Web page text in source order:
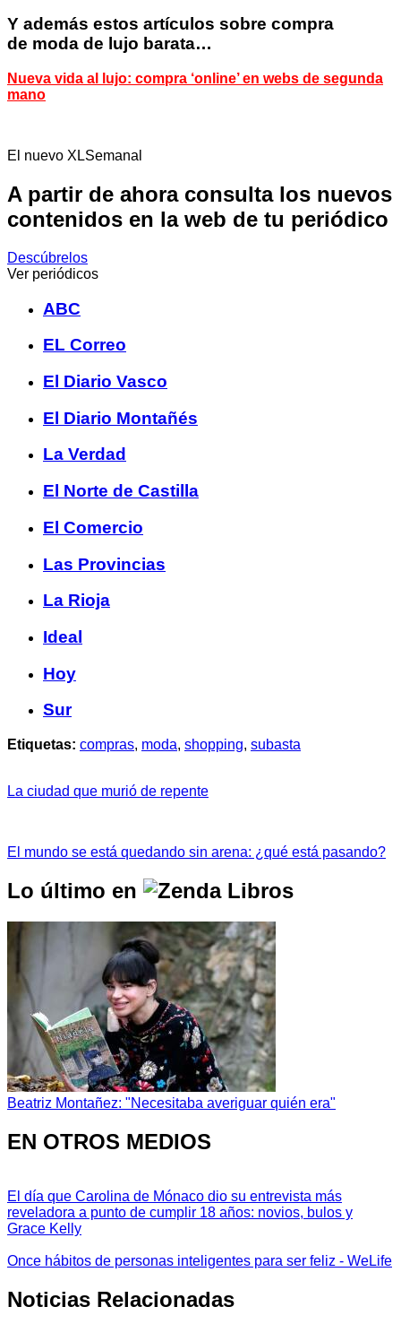
Y además estos artículos sobre compra
de moda de lujo barata…
Nueva vida al lujo: compra ‘online’ en webs de segunda
mano
El nuevo XLSemanal
A partir de ahora consulta los nuevos
contenidos en la web de tu periódico
Descúbrelos
Ver periódicos
ABC
EL Correo
El Diario Vasco
El Diario Montañés
La Verdad
El Norte de Castilla
El Comercio
Las Provincias
La Rioja
Ideal
Hoy
Sur
Etiquetas: compras, moda, shopping, subasta
La ciudad que murió de repente
El mundo se está quedando sin arena: ¿qué está pasando?
Lo último en
Beatriz Montañez: "Necesitaba averiguar quién era"
EN OTROS MEDIOS
El día que Carolina de Mónaco dio su entrevista más
reveladora a punto de cumplir 18 años: novios, bulos y
Grace Kelly
Once hábitos de personas inteligentes para ser feliz - WeLife
Noticias Relacionadas